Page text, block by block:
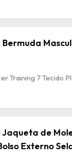
Training 7 Tecido
de
Externo